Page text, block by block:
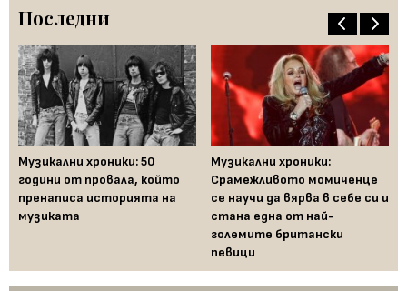
Последни
Музикални хроники: 50
години от провала, който
пренаписа историята на
музиката
Музикални хроники:
Срамежливото момиченце
се научи да вярва в себе си и
стана една от най-
големите британски
певици